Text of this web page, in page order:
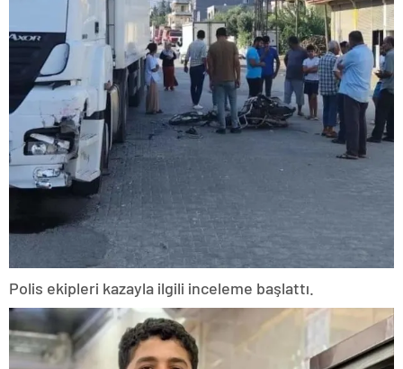
Polis ekipleri kazayla ilgili inceleme başlattı.